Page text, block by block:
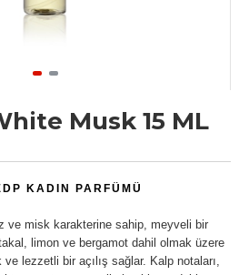
Musk 15 ML
ve misk karakterine sahip, meyveli bir
limon ve bergamot dahil olmak üzere
lezzetli bir açılış sağlar. Kalp notaları,
KADIN PARFÜMÜ